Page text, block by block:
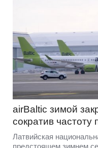
airBaltic зимой
сократив
Латвийская
предстоящем зимнем